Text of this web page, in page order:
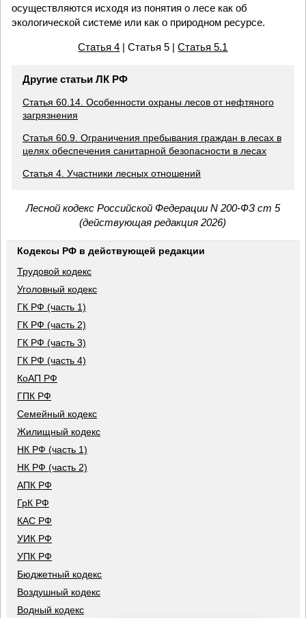
осуществляются исходя из понятия о лесе как об
экологической системе или как о природном ресурсе.
Статья 4 | Статья 5 |Статья 5.1
Другие статьи ЛК РФ
Статья 60.14. Особенности охраны лесов от нефтяного
загрязнения
Статья 60.9. Ограничения пребывания граждан в лесах в
целях обеспечения санитарной безопасности в лесах
Статья 4. Участники лесных отношений
Лесной кодекс Российской Федерации N 200-ФЗ ст 5
(действующая редакция 2026)
Кодексы РФ в действующей редакции
Трудовой кодекс
Уголовный кодекс
ГК РФ (часть 1)
ГК РФ (часть 2)
ГК РФ (часть 3)
ГК РФ (часть 4)
КоАП РФ
ГПК РФ
Семейный кодекс
Жилищный кодекс
НК РФ (часть 1)
НК РФ (часть 2)
АПК РФ
ГрК РФ
КАС РФ
УИК РФ
УПК РФ
Бюджетный кодекс
Воздушный кодекс
Водный кодекс